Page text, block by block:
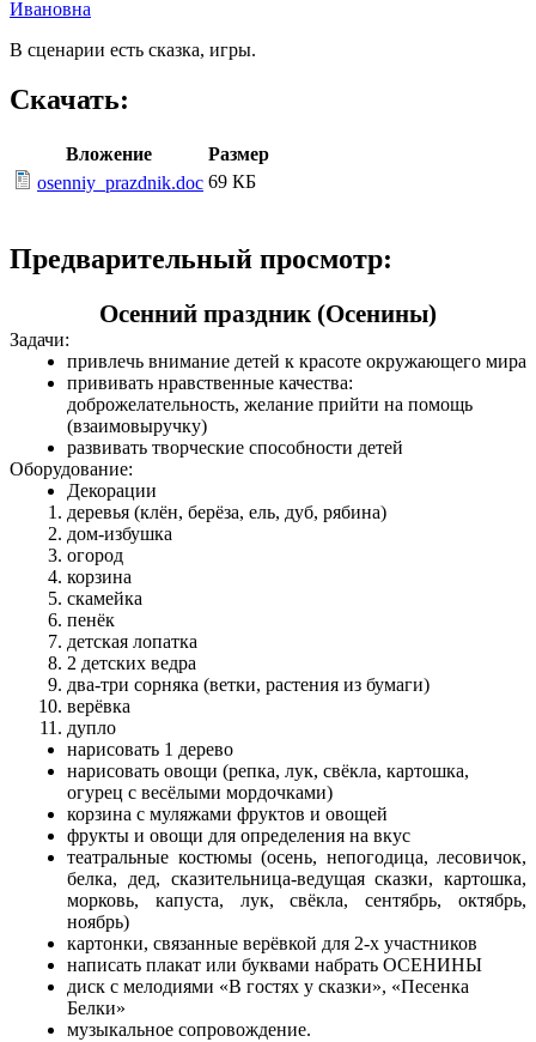
Ивановна
В сценарии есть сказка, игры.
Скачать:
Вложение
Размер
osenniy_prazdnik.doc 69 КБ
Предварительный просмотр:
Осенний праздник (Осенины)
Задачи:
привлечь внимание детей к красоте окружающего мира
прививать нравственные качества:
доброжелательность, желание прийти на помощь
(взаимовыручку)
развивать творческие способности детей
Оборудование:
Декорации
деревья (клён, берёза, ель, дуб, рябина)
дом-избушка
огород
корзина
скамейка
пенёк
детская лопатка
2 детских ведра
два-три сорняка (ветки, растения из бумаги)
верёвка
дупло
нарисовать 1 дерево
нарисовать овощи (репка, лук, свёкла, картошка,
огурец с весёлыми мордочками)
корзина с муляжами фруктов и овощей
фрукты и овощи для определения на вкус
театральные костюмы (осень, непогодица, лесовичок,
белка, дед, сказительница-ведущая сказки, картошка,
морковь, капуста, лук, свёкла, сентябрь, октябрь,
ноябрь)
картонки, связанные верёвкой для 2-х участников
написать плакат или буквами набрать ОСЕНИНЫ
диск с мелодиями «В гостях у сказки», «Песенка
Белки»
музыкальное сопровождение.